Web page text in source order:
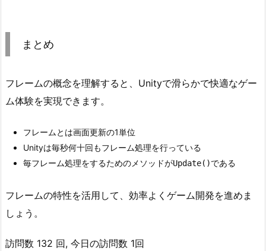
まとめ
フレームの概念を理解すると、Unityで滑らかで快適なゲー
ム体験を実現できます。
フレームとは画面更新の1単位
Unityは毎秒何十回もフレーム処理を行っている
毎フレーム処理をするためのメソッドがUpdate()である
フレームの特性を活用して、効率よくゲーム開発を進めま
しょう。
訪問数 132 回, 今日の訪問数 1回